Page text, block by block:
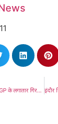
मुख्य आंकड़े छिपाते हैं AGP के लगातार गिरते गिरोह को, हालांकि दस साल सत्ता में हैं